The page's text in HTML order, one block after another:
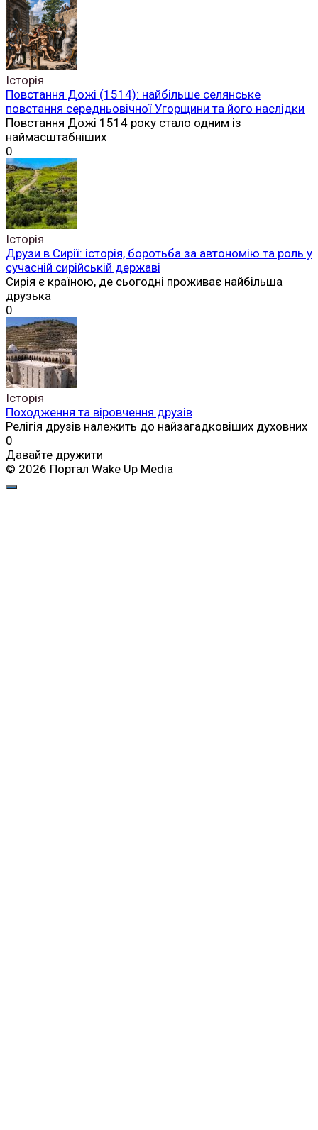
Історія
Повстання Дожі (1514): найбільше селянське
повстання середньовічної Угорщини та його наслідки
Повстання Дожі 1514 року стало одним із
наймасштабніших
0
Історія
Друзи в Сирії: історія, боротьба за автономію та роль у
сучасній сирійській державі
Сирія є країною, де сьогодні проживає найбільша
друзька
0
Історія
Походження та віровчення друзів
Релігія друзів належить до найзагадковіших духовних
0
Давайте дружити
© 2026 Портал Wake Up Media